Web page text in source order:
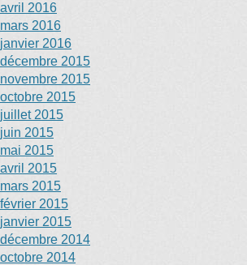
avril 2016
mars 2016
janvier 2016
décembre 2015
novembre 2015
octobre 2015
juillet 2015
juin 2015
mai 2015
avril 2015
mars 2015
février 2015
janvier 2015
décembre 2014
octobre 2014